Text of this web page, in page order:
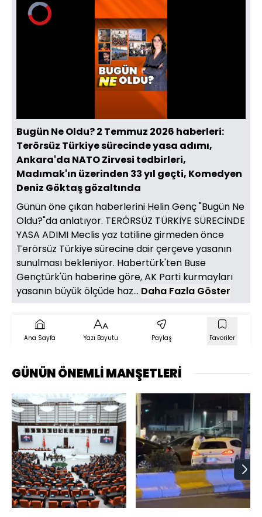
Video
Oynatıcısı
yükleniyor.
Aç
Hızı
Bugün Ne Oldu? 2 Temmuz 2026 haberleri:
Terörsüz Türkiye sürecinde yasa adımı,
Ankara'da NATO Zirvesi tedbirleri,
Madımak'ın üzerinden 33 yıl geçti, Komedyen
Deniz Göktaş gözaltında
Günün öne çıkan haberlerini Helin Genç "Bugün Ne
Oldu?"da anlatıyor. TERÖRSÜZ TÜRKİYE SÜRECİNDE
YASA ADIMI Meclis yaz tatiline girmeden önce
Terörsüz Türkiye sürecine dair çerçeve yasanın
sunulması bekleniyor. Habertürk'ten Buse
Gençtürk'ün haberine göre, AK Parti kurmayları
yasanın büyük ölçüde haz... Daha Fazla Göster
Ana Sayfa Yazı Boyutu Paylaş Favoriler
GÜNÜN ÖNEMLİ MANŞETLERİ